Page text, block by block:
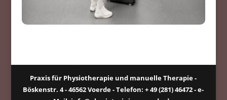
Praxis für Physiotherapie und manuelle Therapie -
Böskenstr. 4 - 46562 Voerde - Telefon: + 49 (281) 46472 - e-